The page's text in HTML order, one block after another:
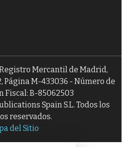
Mercantil de Madrid,
Página M-433036 - Número de
Fiscal: B-85062503
Spain S.L. Todos los
reservados.
del Sitio